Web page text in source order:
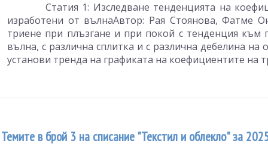
Статия 1: Изследване тенденцията на
изработени от вълнаАвтор: Рая Стоянова, Фатме
триене при плъзгане и при покой с тенденция
вълна, с различна сплитка и с различна дебелина
установи тренда на графиката на коефициентите на
Темите в брой 3 на списание "Текстил и облекло" за